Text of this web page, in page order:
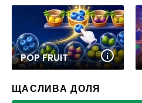
POP FRUIT
ЩАСЛИВА ДОЛЯ